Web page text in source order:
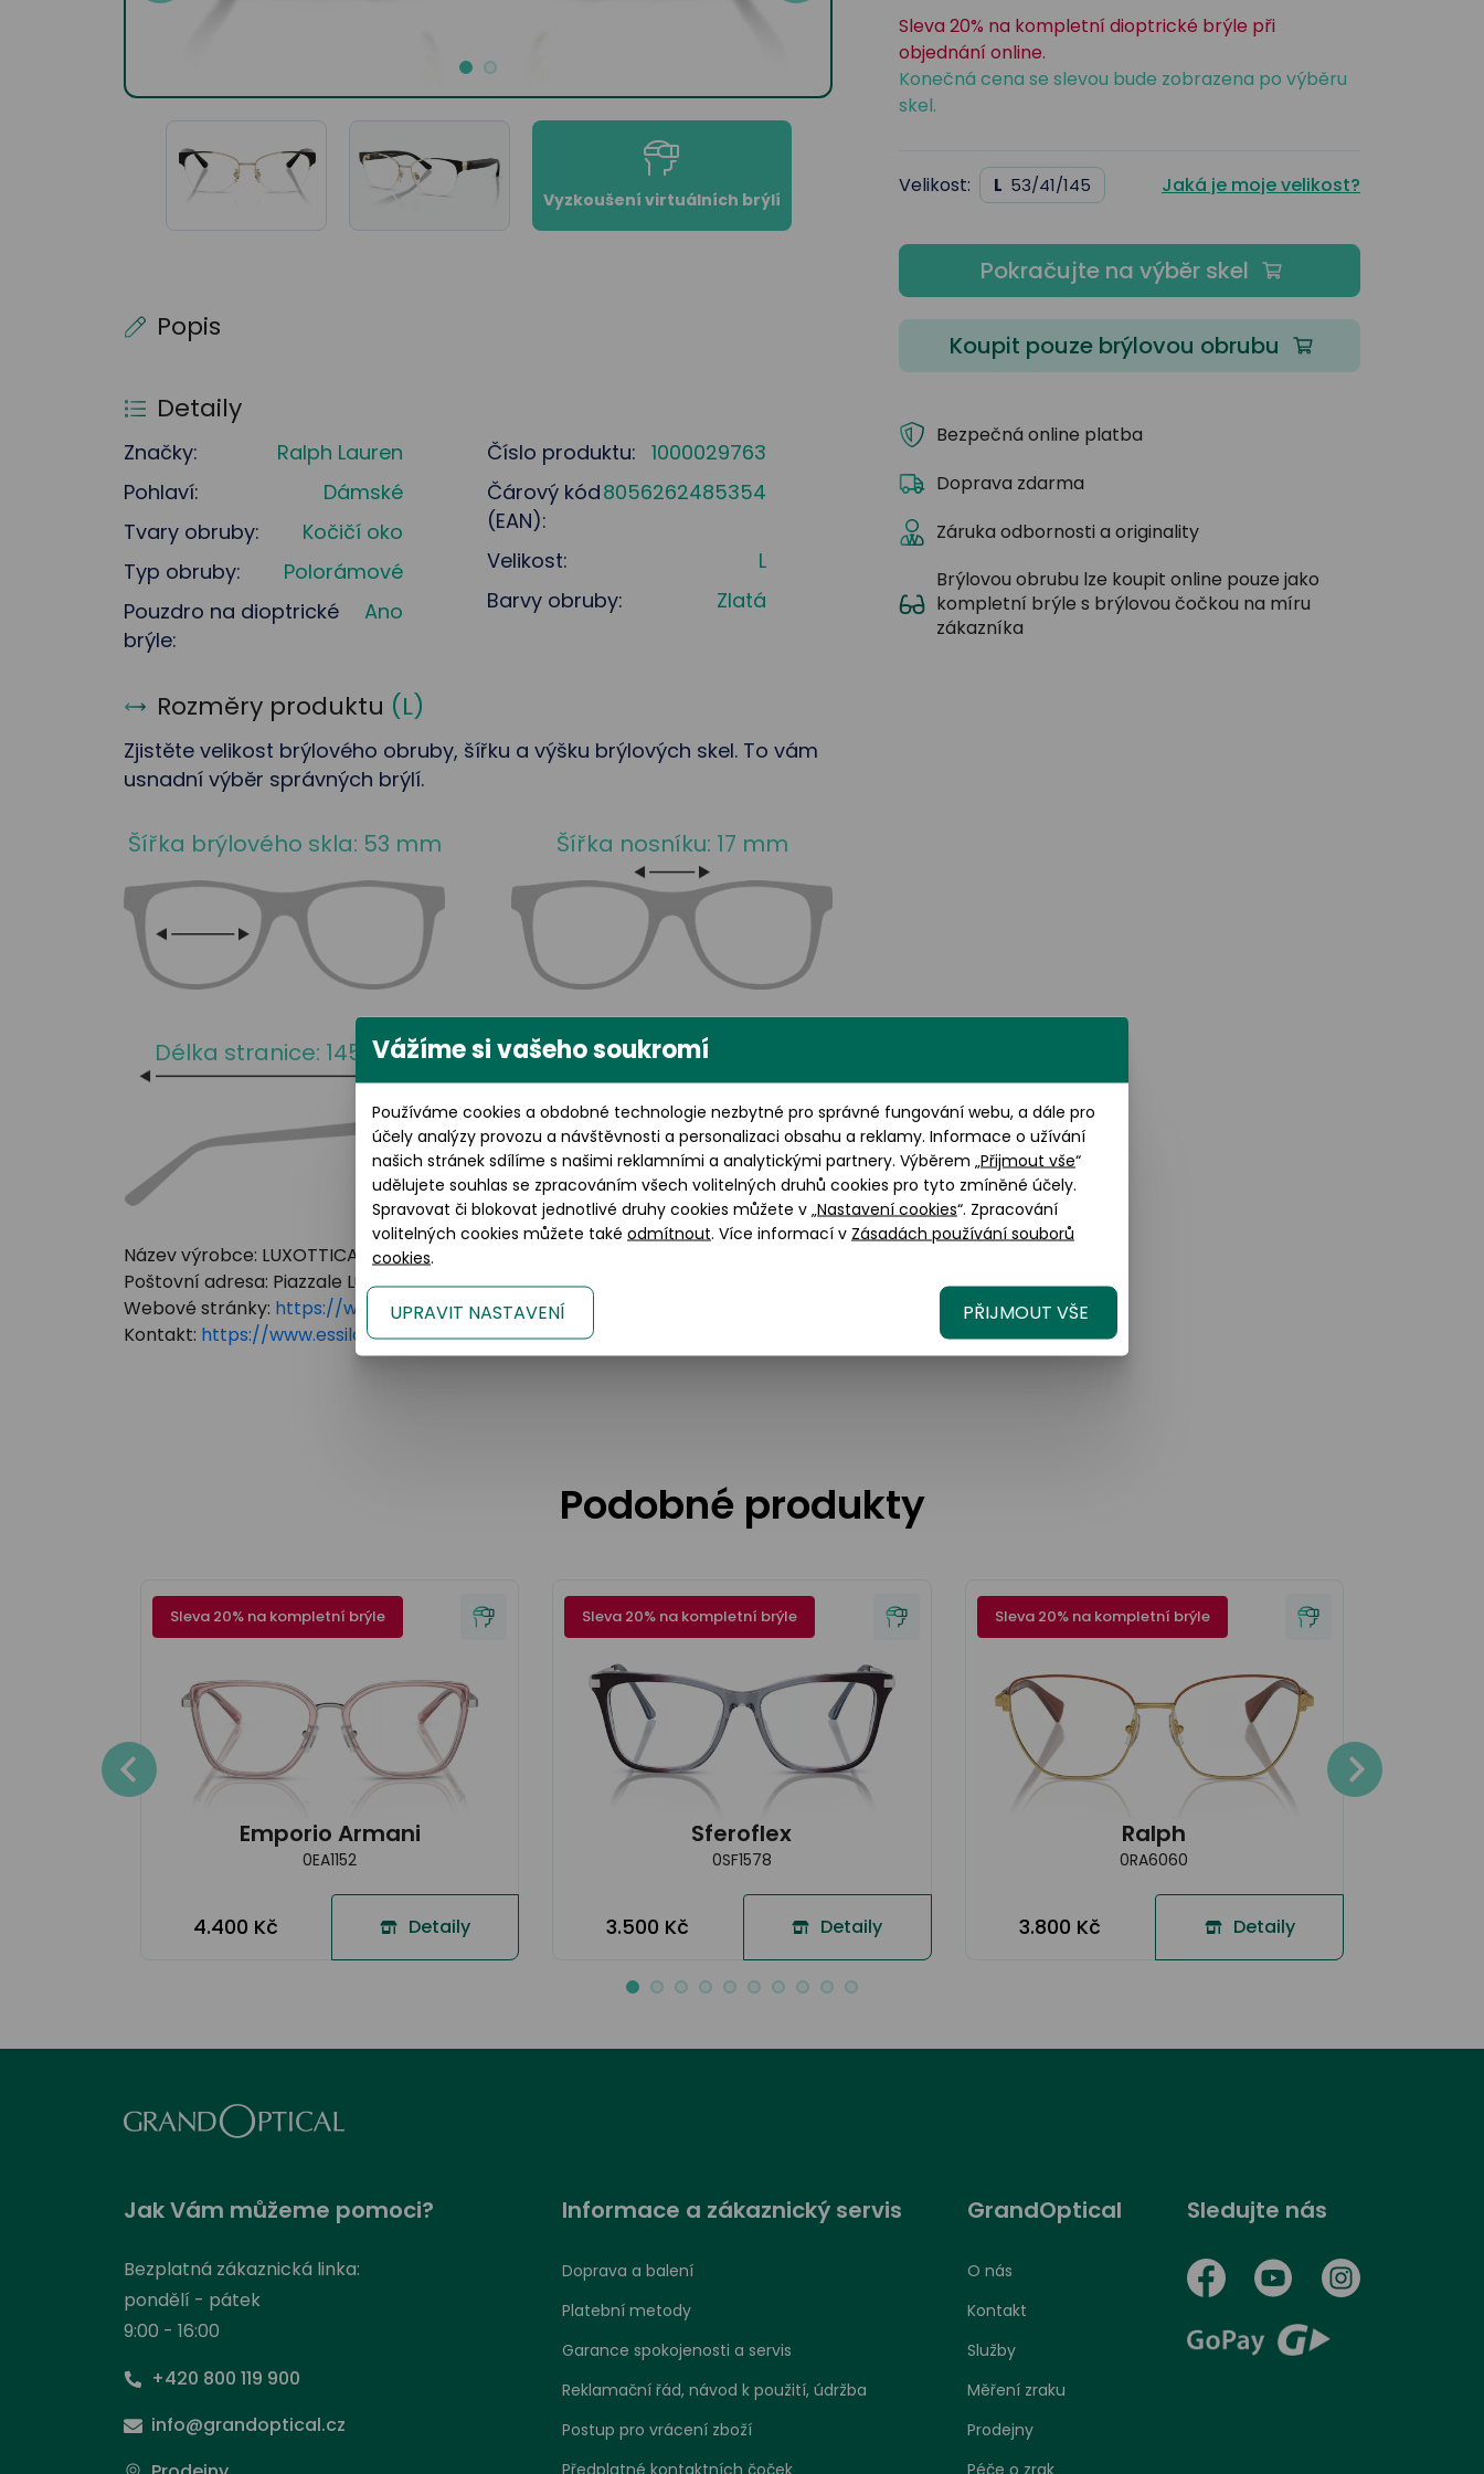
Vyzkoušení virtuálních brýlí
Popis
Detaily
Značky:
Ralph Lauren
Pohlaví:
Dámské
Tvary obruby:
Kočičí oko
Typ obruby:
Polorámové
Pouzdro na dioptrické
brýle:
Ano
Číslo produktu: 1000029763
Čárový kód
(EAN):
8056262485354
Velikost:
L
Barvy obruby:
Zlatá
Rozměry produktu (L)
Zjistěte velikost brýlového obruby, šířku a výšku brýlových skel. To vám
usnadní výběr správných brýlí.
Šířka brýlového skla: 53 mm Šířka nosníku: 17 mm
Délka stranice: 145 mm Výška brýlového skla: 41 mm
Název výrobce: LUXOTTICA GROUP
Poštovní adresa: Piazzale Luigi Cadorna 3 Milano, 20123 Italy
Webové stránky: https://www.essilorluxottica.com
Kontakt: https://www.essilorluxottica.com/en/brands/customer-care
Sleva 20% na kompletní dioptrické brýle při
objednání online.
Konečná cena se slevou bude zobrazena po výběru
skel.
Velikost: L 53/41/145 Jaká je moje velikost?
Pokračujte na výběr skel
Koupit pouze brýlovou obrubu
Bezpečná online platba
Doprava zdarma
Záruka odbornosti a originality
Brýlovou obrubu lze koupit online pouze jako
kompletní brýle s brýlovou čočkou na míru
zákazníka
Podobné produkty
Sleva 20% na kompletní brýle
Emporio Armani
0EA1152
4.400 Kč Detaily
Sleva 20% na kompletní brýle
Sferoflex
0SF1578
3.500 Kč Detaily
Sleva 20% na kompletní brýle
Ralph
0RA6060
3.800 Kč Detaily
Jak Vám můžeme pomoci?
Bezplatná zákaznická linka:
pondělí - pátek
9:00 - 16:00
+420 800 119 900
info@grandoptical.cz
Informace a zákaznický servis
Doprava a balení
Platební metody
Garance spokojenosti a servis
Reklamační řád, návod k použití, údržba
Postup pro vrácení zboží
GrandOptical
O nás
Kontakt
Služby
Měření zraku
Prodejny
Sledujte nás
Vážíme si vašeho soukromí
Používáme cookies a obdobné technologie nezbytné pro správné fungování webu, a dále pro
účely analýzy provozu a návštěvnosti a personalizaci obsahu a reklamy. Informace o užívání
našich stránek sdílíme s našimi reklamními a analytickými partnery. Výběrem „Přijmout vše“
udělujete souhlas se zpracováním všech volitelných druhů cookies pro tyto zmíněné účely.
Spravovat či blokovat jednotlivé druhy cookies můžete v „Nastavení cookies“. Zpracování
volitelných cookies můžete také odmítnout. Více informací v Zásadách používání souborů
cookies.
UPRAVIT NASTAVENÍ PŘIJMOUT VŠE